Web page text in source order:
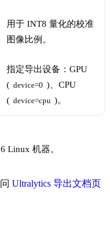
用于 INT8 量化的校准
图像比例。
指定导出设备：GPU
( device=0 )、CPU
( device=cpu )。
Linux 机器。
Ultralytics 导出文档页